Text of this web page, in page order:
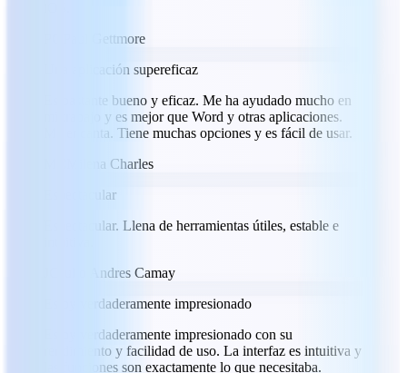
Paul Gettmore
Una aplicación supereficaz
Es bastante bueno y eficaz. Me ha ayudado mucho en
mi trabajo y es mejor que Word y otras aplicaciones.
Me encanta. Tiene muchas opciones y es fácil de usar.
Milena Charles
Espectacular
Espectacular. Llena de herramientas útiles, estable e
Julio Andres Camay
Estoy verdaderamente impresionado
Estoy verdaderamente impresionado con su
rendimiento y facilidad de uso. La interfaz es intuitiva y
las funciones son exactamente lo que necesitaba.